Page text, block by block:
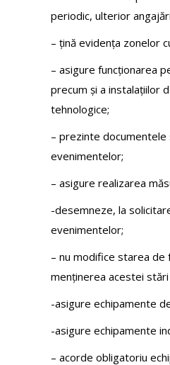
periodic, ulterior
– țină evidența zonelor
– asigure funcționarea
precum și a instalațiilor
tehnologice;
– prezinte documentele
evenimentelor;
– asigure realizarea
-desemneze, la
evenimentelor;
– nu modifice starea de
menținerea acestei
-asigure echipamente
-asigure echipamente
– acorde obligatoriu